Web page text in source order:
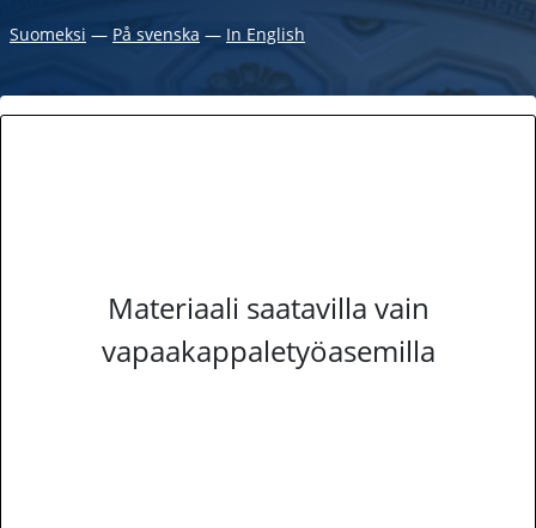
Suomeksi ― På svenska ― In English
Materiaali saatavilla vain
vapaakappaletyöasemilla